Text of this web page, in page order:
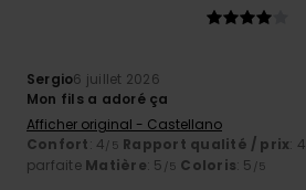
Sergio6 juillet 2026
Mon fils a adoré ça
Afficher original - Castellano
Confort: 4 /5 Rapport qualité / prix: 4
parfaite Matière: 5 /5 Coloris: 5 /5